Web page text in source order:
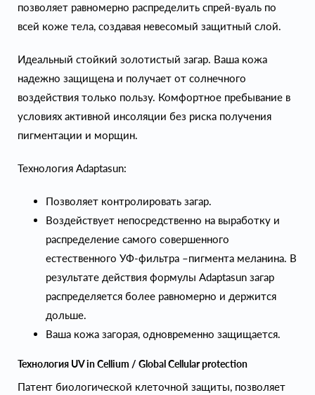
позволяет равномерно распределить спрей-вуаль по
всей коже тела, создавая невесомый защитный слой.
Идеальный стойкий золотистый загар. Ваша кожа
надежно защищена и получает от солнечного
воздействия только пользу. Комфортное пребывание в
условиях активной инсоляции без риска получения
пигментации и морщин.
Технология Adaptasun:
Позволяет контролировать загар.
Воздействует непосредственно на выработку и
распределение самого совершенного
естественного УФ-фильтра –пигмента меланина. В
результате действия формулы Adaptasun загар
распределяется более равномерно и держится
дольше.
Ваша кожа загорая, одновременно защищается.
Технология UV in Cellium / Global Cellular protection
Патент биологической клеточной защиты, позволяет